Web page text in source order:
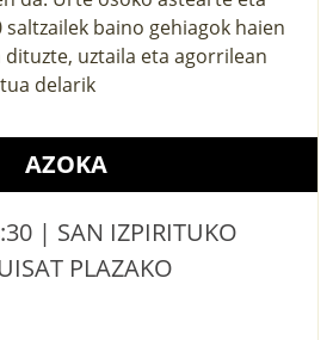
baino gehiagok haien
dituzte, uztaila eta agorrilean
delarik
AZOKA
| SAN IZPIRITUKO
PLAZAKO